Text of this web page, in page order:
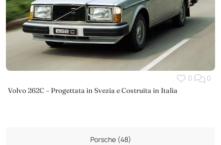
0 0
Volvo 262C – Progettata in Svezia e Costruita in Italia
Porsche (48)